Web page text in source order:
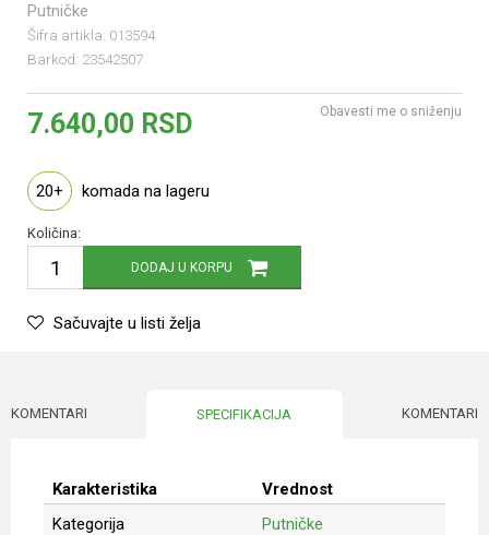
Putničke
Šifra artikla: 013594
Barkod: 23542507
7.640,00 RSD Obavesti me o sniženju
20+ komada na lageru
Količina:
DODAJ U KORPU
Sačuvajte u listi želja
KOMENTARI SPECIFIKACIJA KOMENTARI
Karakteristika
Vrednost
Kategorija
Putničke